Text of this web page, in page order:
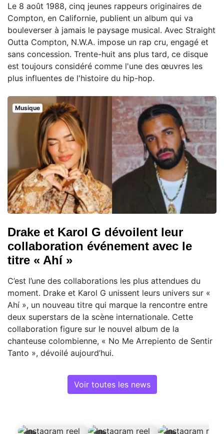
Le 8 août 1988, cinq jeunes rappeurs originaires de
Compton, en Californie, publient un album qui va
bouleverser à jamais le paysage musical. Avec Straight
Outta Compton, N.W.A. impose un rap cru, engagé et
sans concession. Trente-huit ans plus tard, ce disque
est toujours considéré comme l'une des œuvres les
plus influentes de l'histoire du hip-hop.
Musique
Drake et Karol G dévoilent leur
collaboration événement avec le
titre « Ahí »
C’est l’une des collaborations les plus attendues du
moment. Drake et Karol G unissent leurs univers sur «
Ahí », un nouveau titre qui marque la rencontre entre
deux superstars de la scène internationale. Cette
collaboration figure sur le nouvel album de la
chanteuse colombienne, « No Me Arrepiento de Sentir
Tanto », dévoilé aujourd’hui.
Voir toutes les news